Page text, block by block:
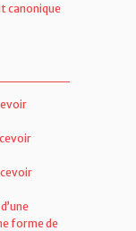
canonique
forme de